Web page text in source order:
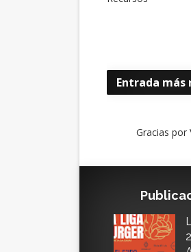
Entrada más
Gracias por